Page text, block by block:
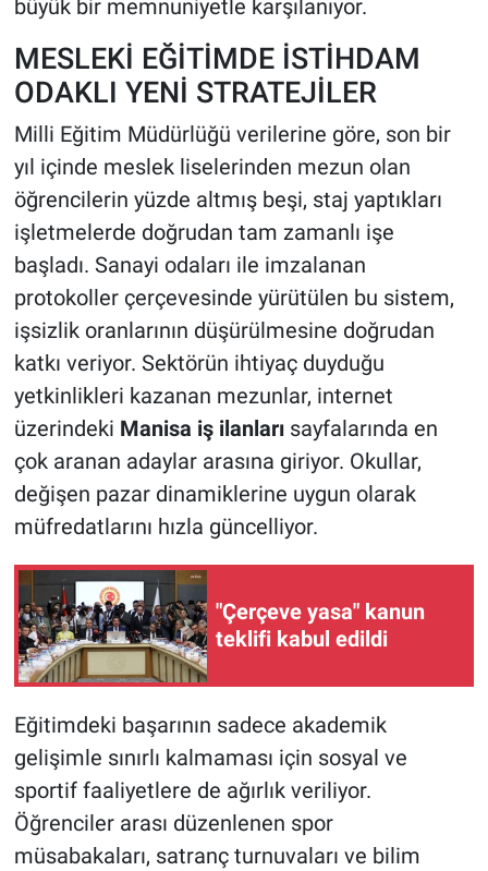
büyük bir memnuniyetle karşılanıyor.
MESLEKİ EĞİTİMDE İSTİHDAM
ODAKLI YENİ STRATEJİLER
Milli Eğitim Müdürlüğü verilerine göre, son bir
yıl içinde meslek liselerinden mezun olan
öğrencilerin yüzde altmış beşi, staj yaptıkları
işletmelerde doğrudan tam zamanlı işe
başladı. Sanayi odaları ile imzalanan
protokoller çerçevesinde yürütülen bu sistem,
işsizlik oranlarının düşürülmesine doğrudan
katkı veriyor. Sektörün ihtiyaç duyduğu
yetkinlikleri kazanan mezunlar, internet
üzerindeki Manisa iş ilanlarısayfalarında en
çok aranan adaylar arasına giriyor. Okullar,
değişen pazar dinamiklerine uygun olarak
müfredatlarını hızla güncelliyor.
"Çerçeve yasa" kanun
teklifi kabul edildi
Eğitimdeki başarının sadece akademik
gelişimle sınırlı kalmaması için sosyal ve
sportif faaliyetlere de ağırlık veriliyor.
Öğrenciler arası düzenlenen spor
müsabakaları, satranç turnuvaları ve bilim